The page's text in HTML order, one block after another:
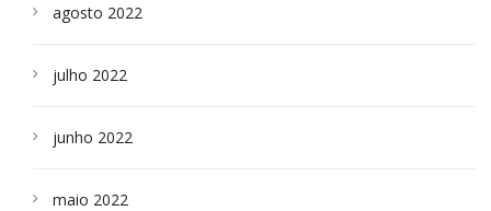
agosto 2022
julho 2022
junho 2022
maio 2022